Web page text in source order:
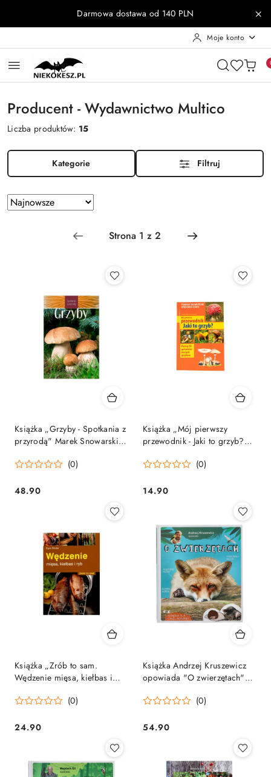
Przejdź do treści głównej
Przejdź do wyszukiwarki
Przejdź do moje konto
Przejdź do menu głównego
Przejdź do stopkiDarmowa dostawa od 140 PLN
Moje konto
Producent - Wydawnictwo Multico
Liczba produktów: 15
Kategorie Filtruj
Zastosowano
sortowanie:
Sortuj
według
Książka „Grzyby - Spotkania z
przyrodą" Marek Snowarski
(0)
Cena:
48.90
Książka „Mój pierwszy
przewodnik - Jaki to grzyb?"
Garbarczykowie
(0)
Cena:
14.90
Książka „Zrób to sam.
Wędzenie mięsa, kiełbas i
Wydawnictwo Multico
(0)
Cena:
24.90
Książka Andrzej Kruszewicz
opowiada "O zwierzętach"
(0)
Cena:
54.90